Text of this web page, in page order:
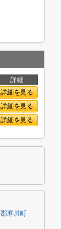
詳細
詳細を見る
詳細を見る
詳細を見る
寒川町